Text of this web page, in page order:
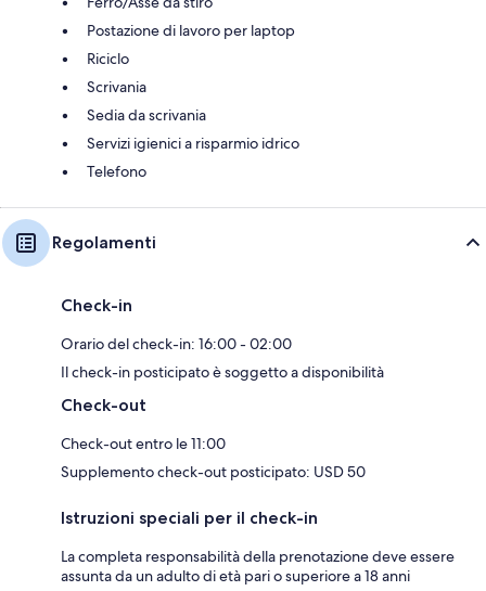
Postazione di lavoro per laptop
Riciclo
Scrivania
Sedia da scrivania
Servizi igienici a risparmio idrico
Telefono
Regolamenti
Check-in
Orario del check-in: 16:00 - 02:00
Il check-in posticipato è soggetto a disponibilità
Check-out
Check-out entro le 11:00
Supplemento check-out posticipato: USD 50
Istruzioni speciali per il check-in
La completa responsabilità della prenotazione deve essere
assunta da un adulto di età pari o superiore a 18 anni